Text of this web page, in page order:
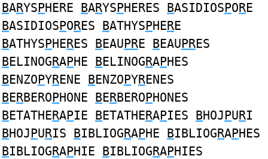
BARYSPHERE BARYSPHERES BASIDIOSPORE
BASIDIOSPORES BATHYSPHERE
BATHYSPHERES BEAUPRE BEAUPRES
BELINOGRAPHE BELINOGRAPHES
BENZOPYRENE BENZOPYRENES
BERBEROPHONE BERBEROPHONES
BETATHERAPIE BETATHERAPIES BHOJPURI
BHOJPURIS BIBLIOGRAPHE BIBLIOGRAPHES
BIBLIOGRAPHIE BIBLIOGRAPHIES